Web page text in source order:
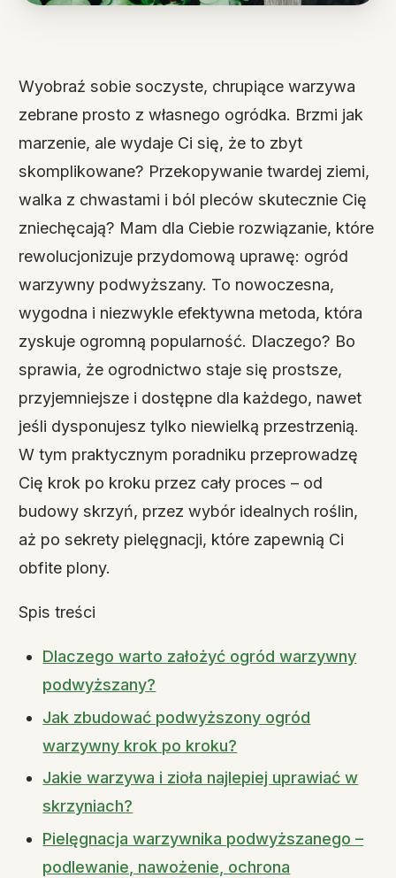
Wyobraź sobie soczyste, chrupiące warzywa
zebrane prosto z własnego ogródka. Brzmi jak
marzenie, ale wydaje Ci się, że to zbyt
skomplikowane? Przekopywanie twardej ziemi,
walka z chwastami i ból pleców skutecznie Cię
zniechęcają? Mam dla Ciebie rozwiązanie, które
rewolucjonizuje przydomową uprawę: ogród
warzywny podwyższany. To nowoczesna,
wygodna i niezwykle efektywna metoda, która
zyskuje ogromną popularność. Dlaczego? Bo
sprawia, że ogrodnictwo staje się prostsze,
przyjemniejsze i dostępne dla każdego, nawet
jeśli dysponujesz tylko niewielką przestrzenią.
W tym praktycznym poradniku przeprowadzę
Cię krok po kroku przez cały proces – od
budowy skrzyń, przez wybór idealnych roślin,
aż po sekrety pielęgnacji, które zapewnią Ci
obfite plony.
Spis treści
Dlaczego warto założyć ogród warzywny
podwyższany?
Jak zbudować podwyższony ogród
warzywny krok po kroku?
Jakie warzywa i zioła najlepiej uprawiać w
skrzyniach?
Pielęgnacja warzywnika podwyższanego –
podlewanie, nawożenie, ochrona